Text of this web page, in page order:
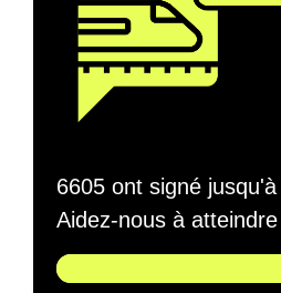
6605 ont signé
Aidez-nous à